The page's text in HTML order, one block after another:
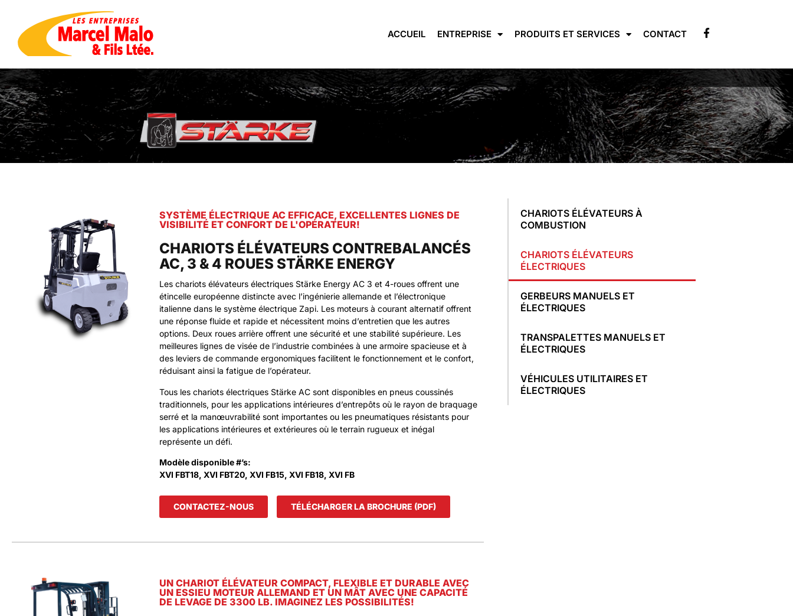
ACCUEIL ENTREPRISE PRODUITS ET SERVICES CONTACT
SYSTÈME ÉLECTRIQUE AC EFFICACE, EXCELLENTES LIGNES DE
VISIBILITÉ ET CONFORT DE L'OPÉRATEUR!
CHARIOTS ÉLÉVATEURS CONTREBALANCÉS
AC, 3 & 4 ROUES STÄRKE ENERGY
Les chariots élévateurs électriques Stärke Energy AC 3 et 4-roues offrent une
étincelle européenne distincte avec l’ingénierie allemande et l’électronique
italienne dans le système électrique Zapi. Les moteurs à courant alternatif offrent
une réponse fluide et rapide et nécessitent moins d’entretien que les autres
options. Deux roues arrière offrent une sécurité et une stabilité supérieure. Les
meilleures lignes de visée de l’industrie combinées à une armoire spacieuse et à
des leviers de commande ergonomiques facilitent le fonctionnement et le confort,
réduisant ainsi la fatigue de l’opérateur.
Tous les chariots électriques Stärke AC sont disponibles en pneus coussinés
traditionnels, pour les applications intérieures d’entrepôts où le rayon de braquage
serré et la manœuvrabilité sont importantes ou les pneumatiques résistants pour
les applications intérieures et extérieures où le terrain rugueux et inégal
représente un défi.
Modèle disponible #’s:
XVI FBT18, XVI FBT20, XVI FB15, XVI FB18, XVI FB
CONTACTEZ-NOUS TÉLÉCHARGER LA BROCHURE (PDF)
UN CHARIOT ÉLÉVATEUR COMPACT, FLEXIBLE ET DURABLE AVEC
UN ESSIEU MOTEUR ALLEMAND ET UN MÂT AVEC UNE CAPACITÉ
DE LEVAGE DE 3300 LB. IMAGINEZ LES POSSIBILITÉS!
CHARIOTS ÉLÉVATEURS À
COMBUSTION
CHARIOTS ÉLÉVATEURS
ÉLECTRIQUES
GERBEURS MANUELS ET
ÉLECTRIQUES
TRANSPALETTES MANUELS ET
ÉLECTRIQUES
VÉHICULES UTILITAIRES ET
ÉLECTRIQUES